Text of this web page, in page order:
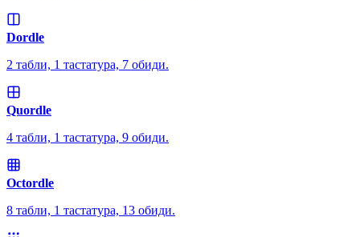
Dordle
2 табли, 1 тастатура, 7 обиди.
Quordle
4 табли, 1 тастатура, 9 обиди.
Octordle
8 табли, 1 тастатура, 13 обиди.